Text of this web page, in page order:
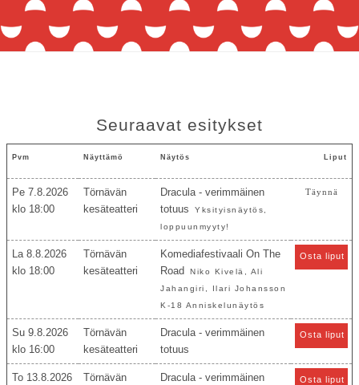
Seuraavat esitykset
Pvm Näyttämö Näytös Liput
Pe 7.8.2026
18:00
Törnävän
kesäteatteri
Dracula - verimmäinen
totuus
Yksityisnäytös,
loppuunmyyty!
Täynnä
La 8.8.2026
18:00
Törnävän
kesäteatteri
Komediafestivaali On The
Road
Niko Kivelä, Ali
Jahangiri, Ilari Johansson
K-18 Anniskelunäytös
Osta liput
Su 9.8.2026
16:00
Törnävän
kesäteatteri
Dracula - verimmäinen
totuus
Osta liput
To 13.8.2026
Törnävän
Dracula - verimmäinen
Osta liput